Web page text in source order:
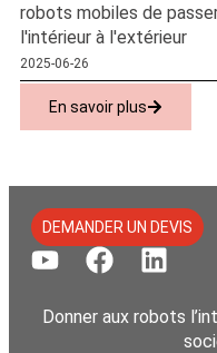
robots mobiles de
l'intérieur à l'extérieur
2025-06-26
En savoir plus
DEMANDER UN DEVIS
Donner aux robots